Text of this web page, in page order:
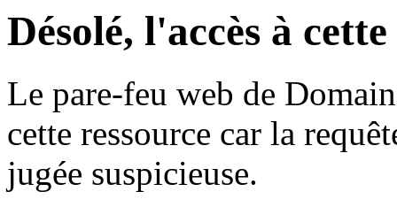
Désolé, l'accès à
Le pare-feu web de
cette ressource car la
jugée suspicieuse.